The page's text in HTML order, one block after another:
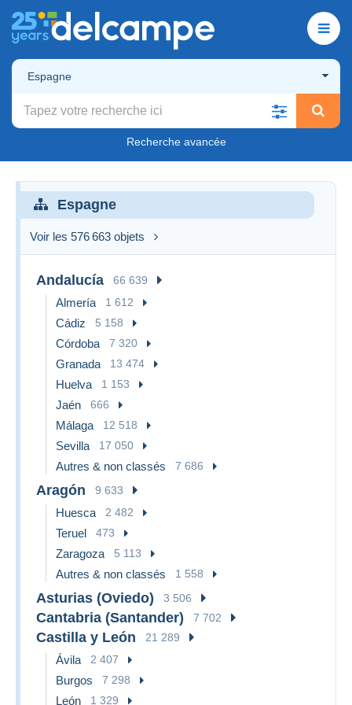
Espagne
Recherche avancée
Espagne
Voir les 576 663 objets
Andalucía 66 639
Almería 1 612
Cádiz 5 158
Córdoba 7 320
Granada 13 474
Huelva 1 153
Jaén 666
Málaga 12 518
Sevilla 17 050
Autres & non classés 7 686
Aragón 9 633
Huesca 2 482
Teruel 473
Zaragoza 5 113
Autres & non classés 1 558
Asturias (Oviedo) 3 506
Cantabria (Santander) 7 702
Castilla y León 21 289
Ávila 2 407
Burgos 7 298
León 1 329